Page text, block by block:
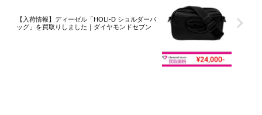
【入荷情報】ディーゼル「HOLI-D ショルダーバ
ッグ」を買取りしました｜ダイヤモンドセブン